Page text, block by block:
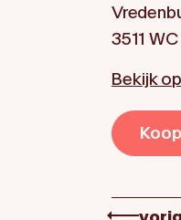
3511
Bekijk